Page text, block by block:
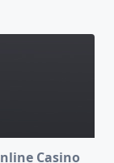
Casino